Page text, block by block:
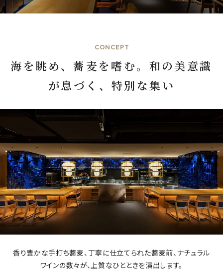
CONCEPT
海を眺め、蕎麦を嗜む。和の美意識
が息づく、特別な集い
香り豊かな手打ち蕎麦、丁寧に仕立てられた蕎麦前、ナチュラル
ワインの数々が、上質なひとときを演出します。